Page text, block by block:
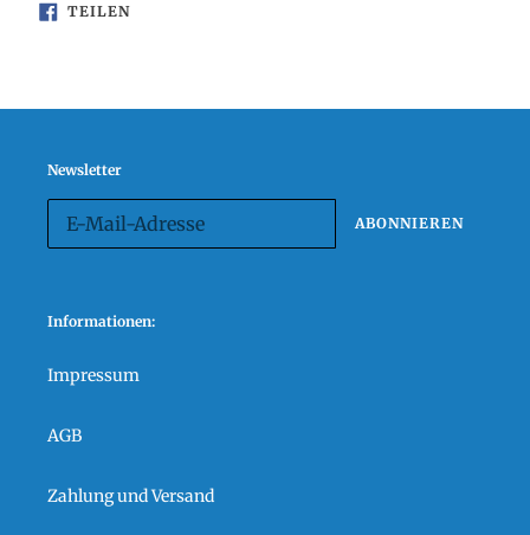
TEILENAUF
FACEBOOK
Newsletter
ABONNIEREN
Informationen:
Impressum
AGB
Zahlung und Versand